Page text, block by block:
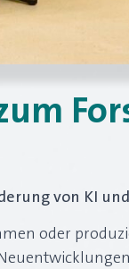
von KI
oder